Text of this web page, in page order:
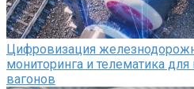
Цифровизация
мониторинга и телематика
вагонов